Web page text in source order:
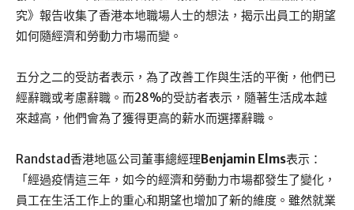
究》報告收集了香港本地職場人士的想法，揭示出員工的期望
如何隨經濟和勞動力市場而變。
五分之二的受訪者表示，為了改善工作與生活的平衡，他們已
經辭職或考慮辭職。而28%的受訪者表示，隨著生活成本越
來越高，他們會為了獲得更高的薪水而選擇辭職。
Randstad香港地區公司董事總經理 Benjamin Elms表示：
「經過疫情這三年，如今的經濟和勞動力市場都發生了變化，
員工在生活工作上的重心和期望也增加了新的維度。雖然就業